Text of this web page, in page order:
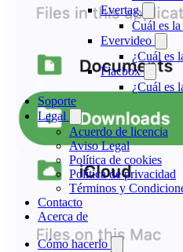
Evertag
Cuál es
Evervideo
¿Cuál es
Flacbox
¿Cuál es
Soporte
Legal
Acuerdo de licencia
Aviso Legal
Política de cookies
Política de privacidad
Términos y
Contacto
Acerca de
Cómo hacerlo